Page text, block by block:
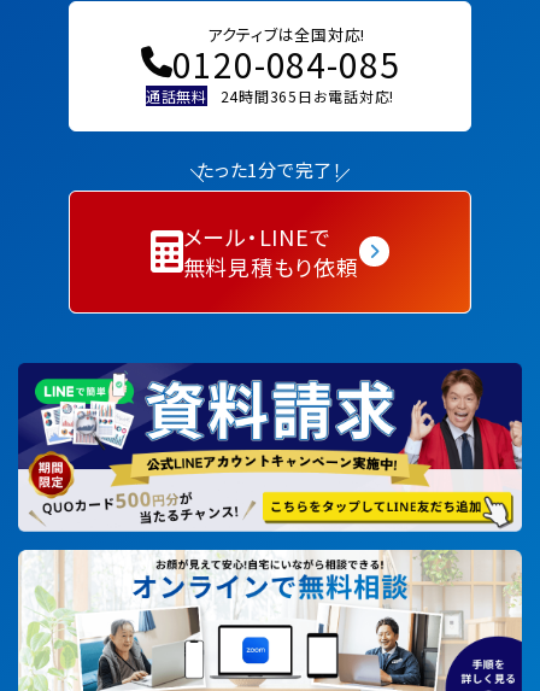
アクティブは全国対応!
0120-084-085
通話無料 24時間365日お電話対応!
たった1分で完了！
メール・LINEで
無料見積もり依頼